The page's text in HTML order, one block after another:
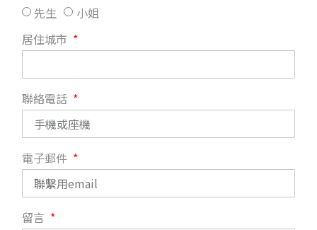
先生
小姐
居住城市
聯絡電話
電子郵件
留言